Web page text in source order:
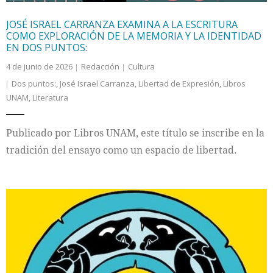
JOSÉ ISRAEL CARRANZA EXAMINA A LA ESCRITURA
COMO EXPLORACIÓN DE LA MEMORIA Y LA IDENTIDAD
EN DOS PUNTOS:
4 de junio de 2026 Redacción
Cultura
Dos puntos:, José Israel Carranza, Libertad de Expresión, Libros
UNAM, Literatura
Publicado por Libros UNAM, este título se inscribe en la
tradición del ensayo como un espacio de libertad.